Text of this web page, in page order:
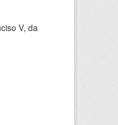
V, da